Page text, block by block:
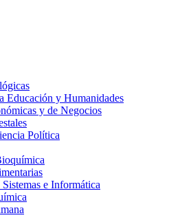
Educación y Humanidades
y de Negocios
Política
e Informática